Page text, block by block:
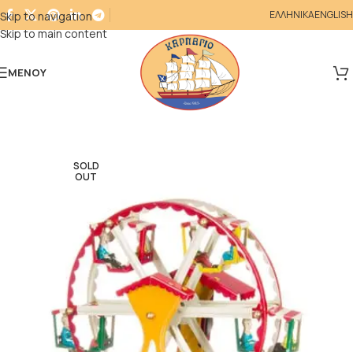
Skip to navigation
Skip to main content
ΕΛΛΗΝΙΚΑENGLISH
ΜΕΝΟΎ
SOLD
OUT